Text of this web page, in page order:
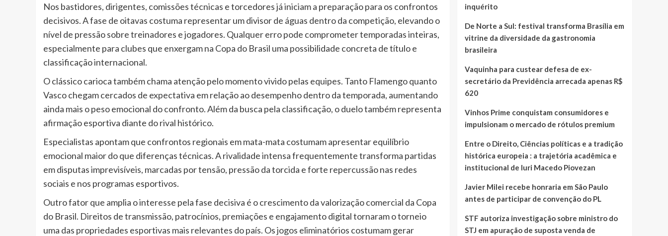
Nos bastidores, dirigentes, comissões técnicas e torcedores já iniciam a preparação para os confrontos
decisivos. A fase de oitavas costuma representar um divisor de águas dentro da competição, elevando o
nível de pressão sobre treinadores e jogadores. Qualquer erro pode comprometer temporadas inteiras,
especialmente para clubes que enxergam na Copa do Brasil uma possibilidade concreta de título e
classificação internacional.
O clássico carioca também chama atenção pelo momento vivido pelas equipes. Tanto Flamengo quanto
Vasco chegam cercados de expectativa em relação ao desempenho dentro da temporada, aumentando
ainda mais o peso emocional do confronto. Além da busca pela classificação, o duelo também representa
afirmação esportiva diante do rival histórico.
Especialistas apontam que confrontos regionais em mata-mata costumam apresentar equilíbrio
emocional maior do que diferenças técnicas. A rivalidade intensa frequentemente transforma partidas
em disputas imprevisíveis, marcadas por tensão, pressão da torcida e forte repercussão nas redes
sociais e nos programas esportivos.
Outro fator que amplia o interesse pela fase decisiva é o crescimento da valorização comercial da Copa
do Brasil. Direitos de transmissão, patrocínios, premiações e engajamento digital tornaram o torneio
uma das propriedades esportivas mais relevantes do país. Os jogos eliminatórios costumam gerar
inquérito
De Norte a Sul: festival transforma Brasília em
vitrine da diversidade da gastronomia
brasileira
Vaquinha para custear defesa de ex-
secretário da Previdência arrecada apenas R$
620
Vinhos Prime conquistam consumidores e
impulsionam o mercado de rótulos premium
Entre o Direito, Ciências políticas e a tradição
histórica europeia : a trajetória acadêmica e
institucional de Iuri Macedo Piovezan
Javier Milei recebe honraria em São Paulo
antes de participar de convenção do PL
STF autoriza investigação sobre ministro do
STJ em apuração de suposta venda de